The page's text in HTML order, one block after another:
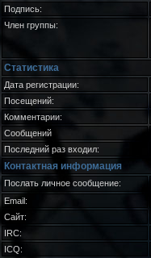
Подпись:
Член группы:
Статистика
Дата регистрации:
Посещений:
Комментарии:
Сообщений
Последний раз входил:
Контактная информация
Послать личное сообщение:
Email:
Сайт:
IRC:
ICQ: